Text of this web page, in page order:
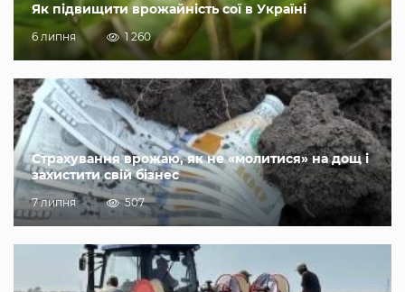
Як підвищити врожайність сої в Україні
6 липня 1 260
Страхування врожаю, як не «молитися» на дощ і
захистити свій бізнес
7 липня 507